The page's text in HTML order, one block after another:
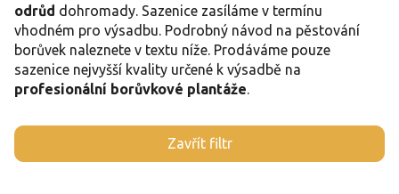
odrůd dohromady. Sazenice zasíláme v termínu
vhodném pro výsadbu. Podrobný návod na pěstování
borůvek naleznete v textu níže. Prodáváme pouze
sazenice nejvyšší kvality určené k výsadbě na
profesionální borůvkové plantáže
Zavřít filtr
V
ý